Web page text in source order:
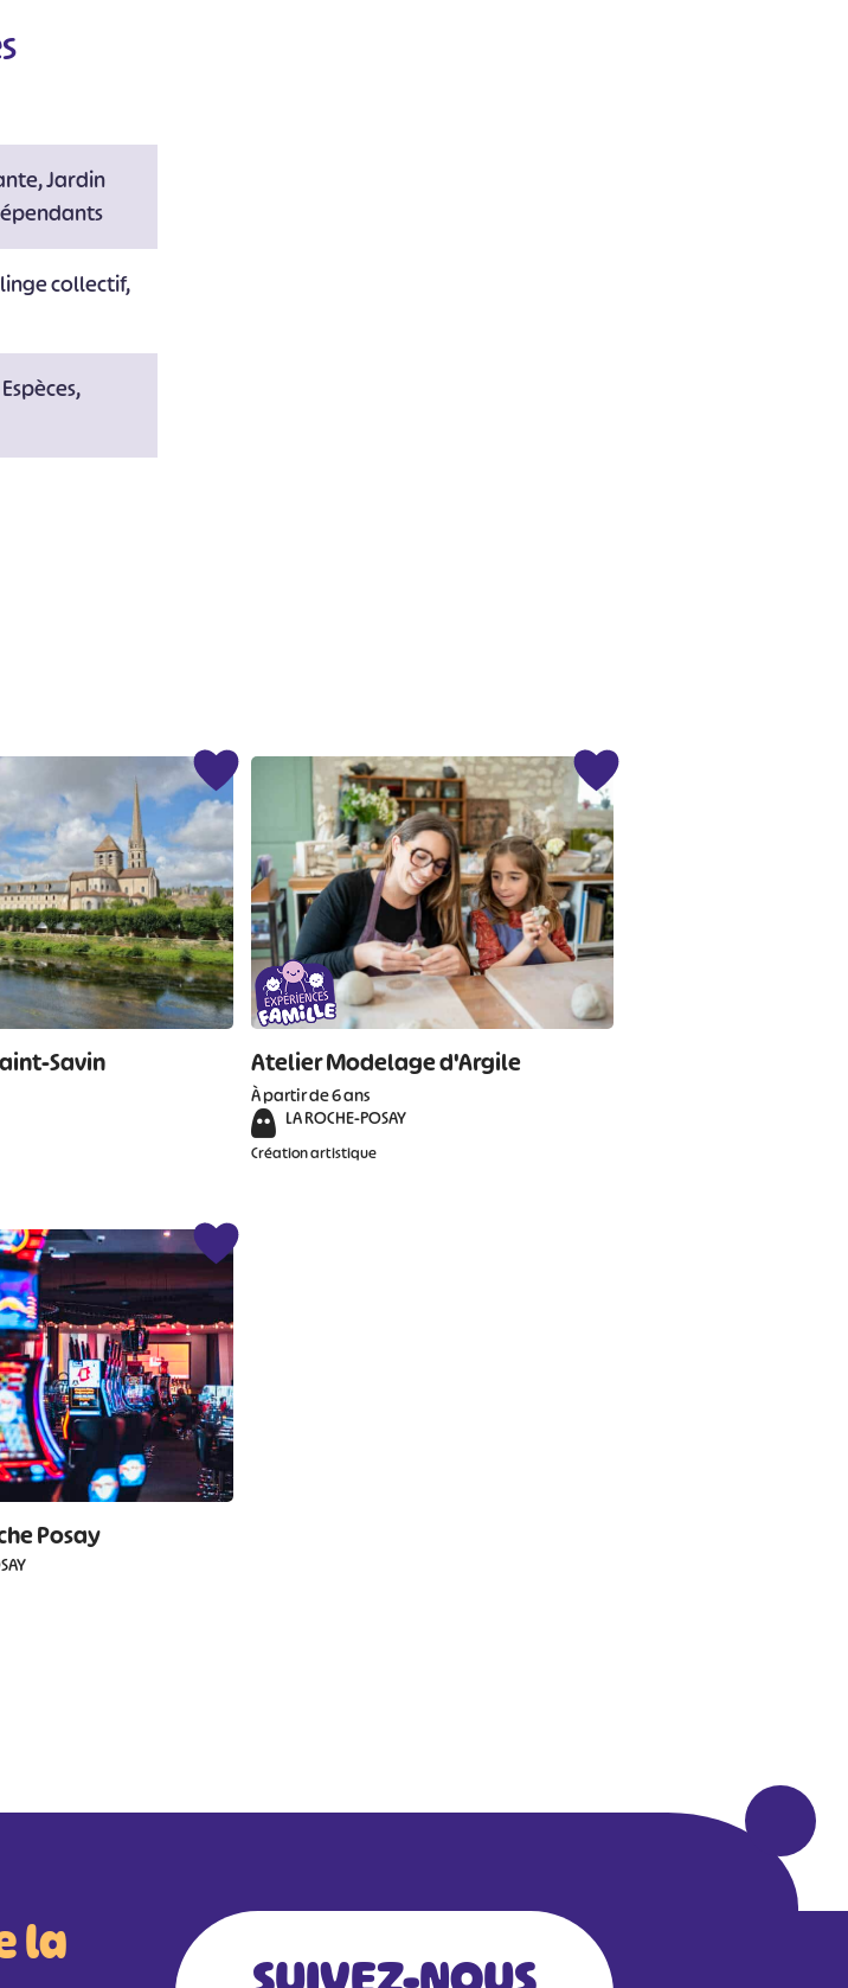
Jardin
linge collectif,
Savin Atelier Modelage d'Argile
À partir de 6 ans
LA ROCHE-POSAY
Création artistique
Posay
la